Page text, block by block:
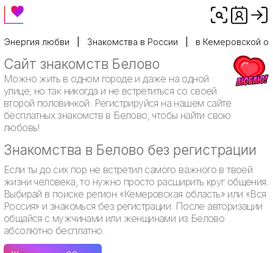
Энергия любви Знакомства в России в Кемеровской
Сайт знакомств Белово
Можно жить в одном городе и даже на одной
улице, но так никогда и не встретиться со своей
второй половинкой. Регистрируйся на нашем сайте
бесплатных знакомств в Белово, чтобы найти свою
любовь!
Знакомства в Белово без регистрации
Если ты до сих пор не встретил самого важного в твоей
жизни человека, то нужно просто расширить круг общения.
Выбирай в поиске регион «Кемеровская область» или «Вся
Россия» и знакомься без регистрации. После авторизации
общайся с мужчинами или женщинами из Белово
абсолютно бесплатно.